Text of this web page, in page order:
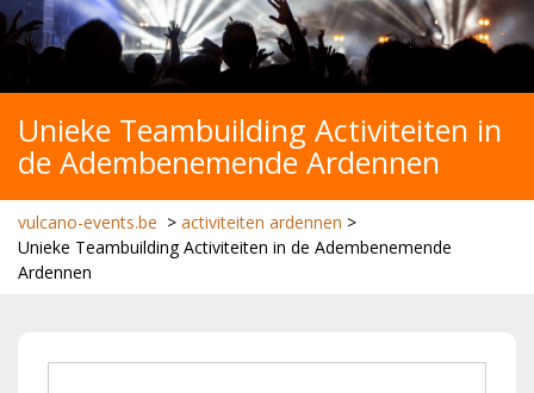
Unieke Teambuilding Activiteiten in
de Adembenemende Ardennen
vulcano-events.be > activiteiten ardennen >
Unieke Teambuilding Activiteiten in de Adembenemende
Ardennen